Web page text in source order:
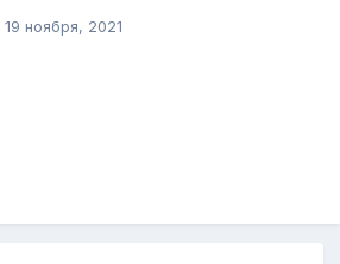
19 ноября, 2021